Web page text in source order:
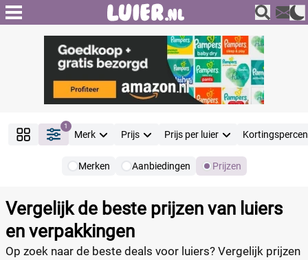
1
Merk Prijs Prijs per luier
Merken Aanbiedingen Prijzen
Filter Reset alle filters
Vergelijk de beste prijzen van luiers
en verpakkingen
Op zoek naar de beste deals voor luiers? Vergelijk prijzen
Producten